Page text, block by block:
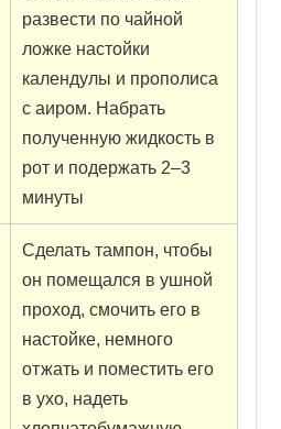
развести по чайной
ложке настойки
календулы и прополиса
с аиром. Набрать
полученную жидкость в
рот и подержать 2–3
минуты
Сделать тампон, чтобы
он помещался в ушной
проход, смочить его в
настойке, немного
отжать и поместить его
в ухо, надеть